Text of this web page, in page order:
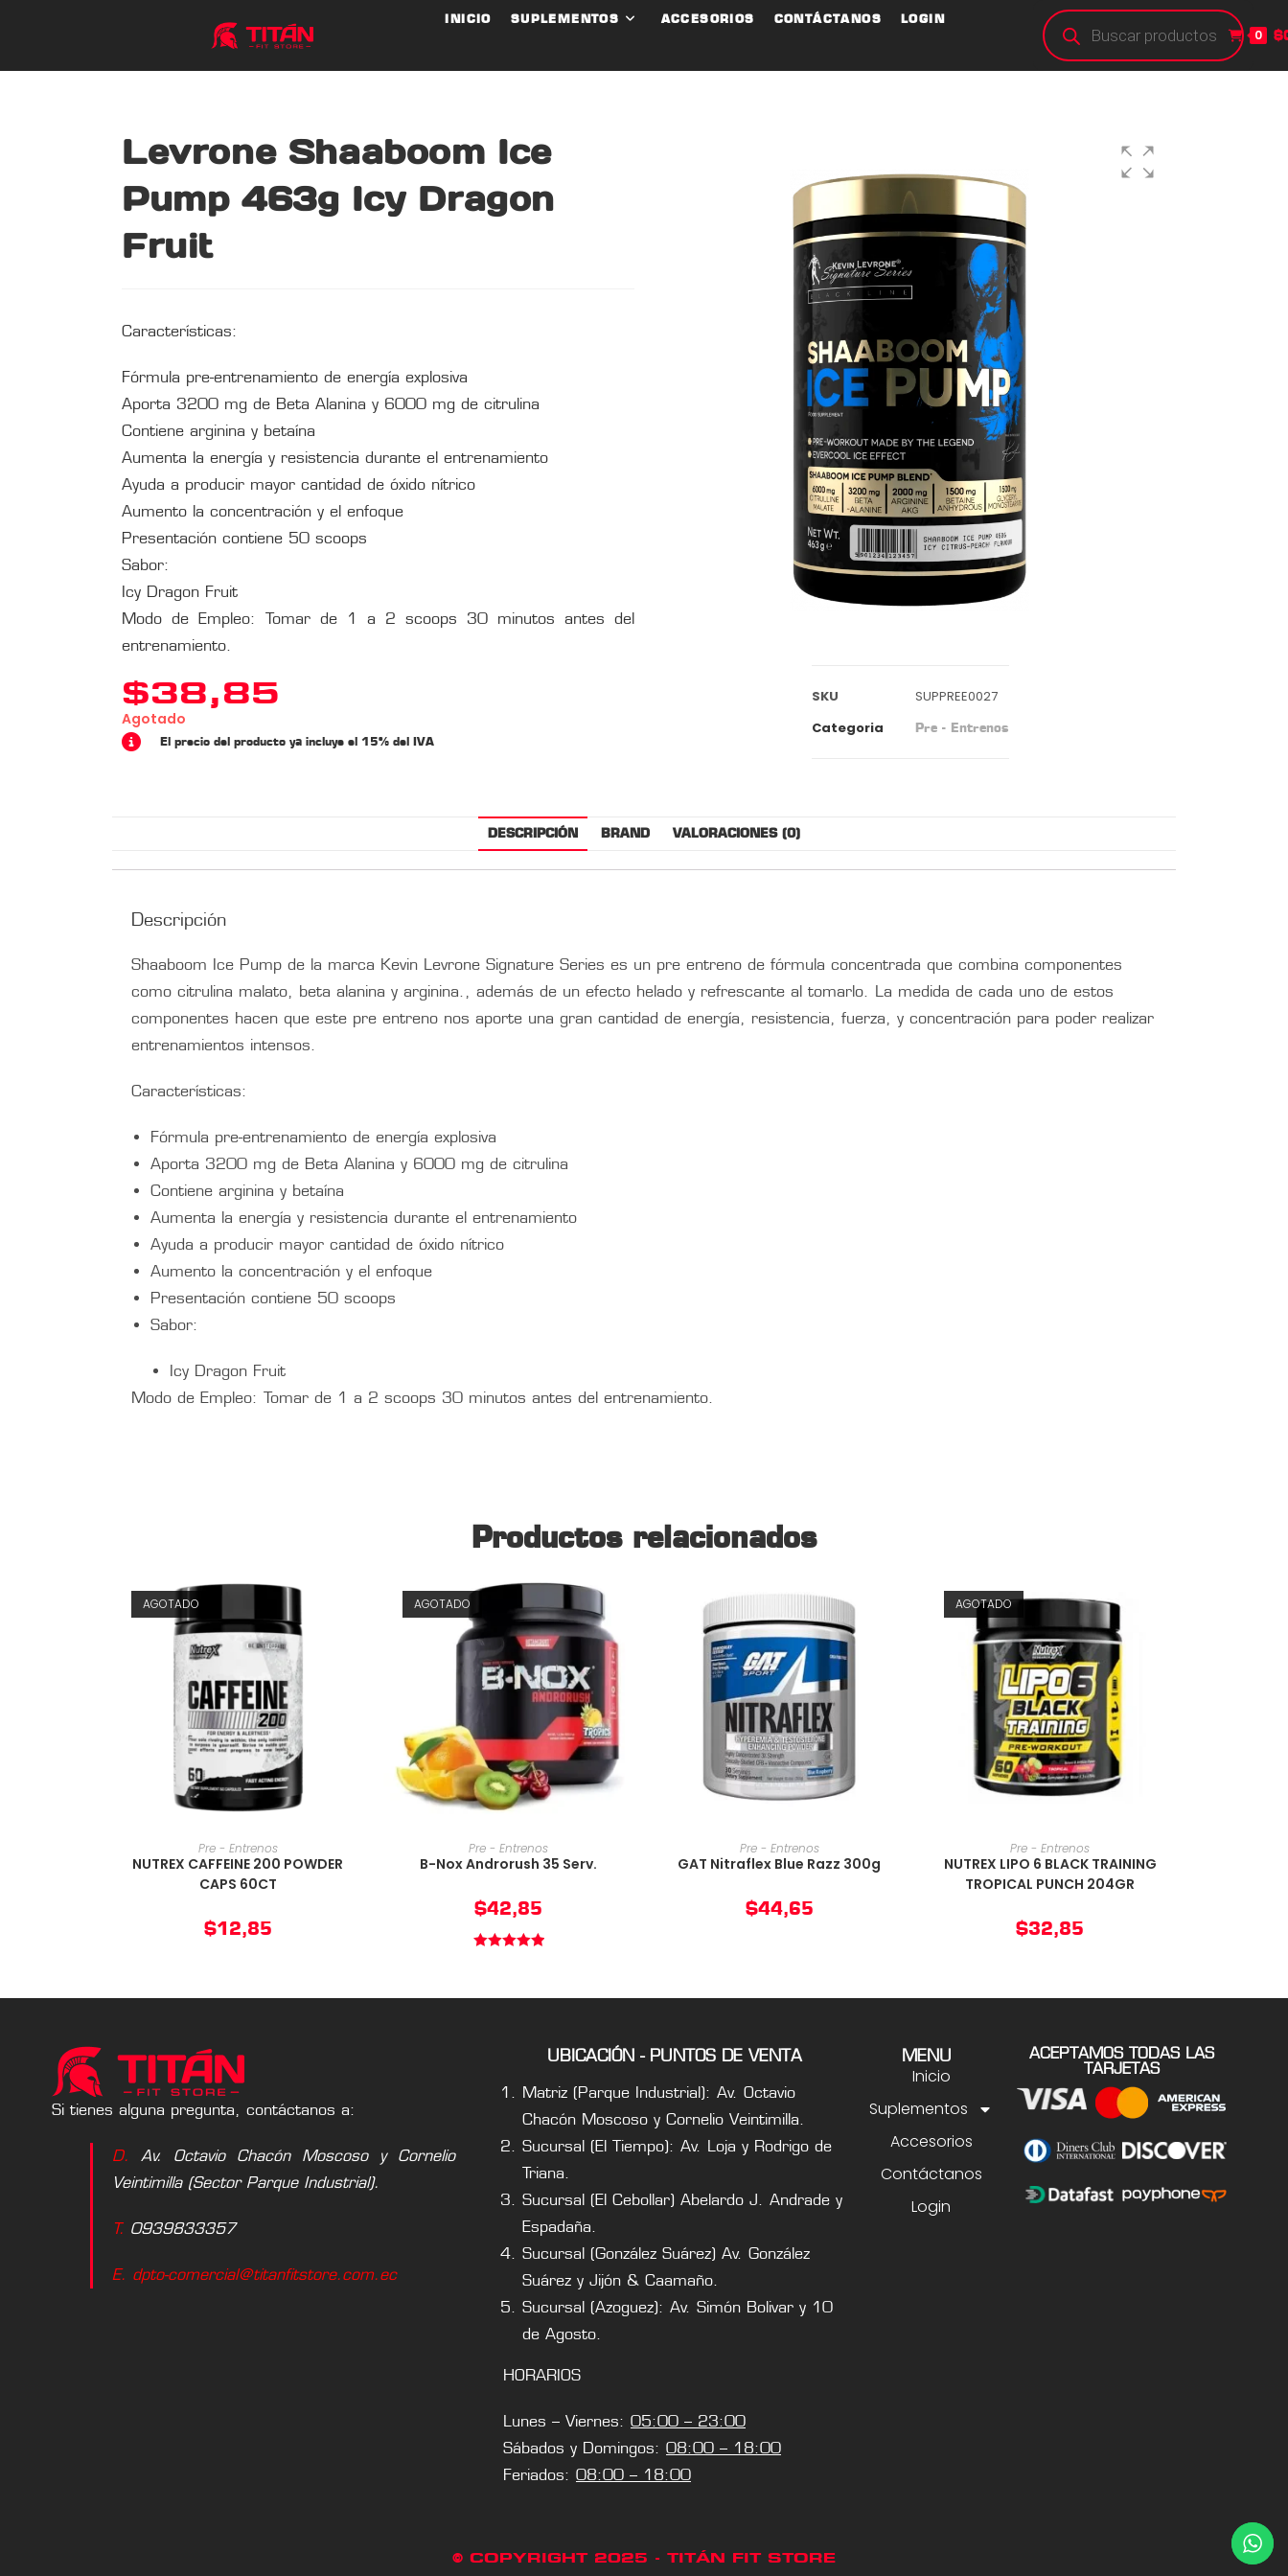
INICIO SUPLEMENTOS ACCESORIOS CONTÁCTANOS LOGIN
0 $
Levrone Shaaboom Ice
Pump 463g Icy Dragon
Fruit
Características:
Fórmula pre-entrenamiento de energía explosiva
Aporta 3200 mg de Beta Alanina y 6000 mg de citrulina
Contiene arginina y betaína
Aumenta la energía y resistencia durante el entrenamiento
Ayuda a producir mayor cantidad de óxido nítrico
Aumento la concentración y el enfoque
Presentación contiene 50 scoops
Sabor:
Icy Dragon Fruit
Modo de Empleo: Tomar de 1 a 2 scoops 30 minutos antes del
entrenamiento.
$38,85
Agotado
El precio del producto ya incluye el 15% del IVA
SKU
SUPPREE0027
Categoria
Pre - Entrenos
DESCRIPCIÓN BRAND VALORACIONES (0)
Descripción
Shaaboom Ice Pump de la marca Kevin Levrone Signature Series es un pre entreno de fórmula concentrada que combina componentes
como citrulina malato, beta alanina y arginina., además de un efecto helado y refrescante al tomarlo. La medida de cada uno de estos
componentes hacen que este pre entreno nos aporte una gran cantidad de energía, resistencia, fuerza, y concentración para poder realizar
entrenamientos intensos.
Características:
Fórmula pre-entrenamiento de energía explosiva
Aporta 3200 mg de Beta Alanina y 6000 mg de citrulina
Contiene arginina y betaína
Aumenta la energía y resistencia durante el entrenamiento
Ayuda a producir mayor cantidad de óxido nítrico
Aumento la concentración y el enfoque
Presentación contiene 50 scoops
Sabor:
Icy Dragon Fruit
Modo de Empleo: Tomar de 1 a 2 scoops 30 minutos antes del entrenamiento.
Productos relacionados
AGOTADO
AÑADIR AL CARRITO
Pre - Entrenos
NUTREX CAFFEINE 200 POWDER
CAPS 60CT
$12,85
AGOTADO
AÑADIR AL CARRITO
Pre - Entrenos
B-Nox Androrush 35 Serv.
$42,85
AÑADIR AL CARRITO
Pre - Entrenos
GAT Nitraflex Blue Razz 300g
$44,65
AGOTADO
AÑADIR AL CARRITO
Pre - Entrenos
NUTREX LIPO 6 BLACK TRAINING
TROPICAL PUNCH 204GR
$32,85
Si tienes alguna pregunta, contáctanos a:
D. Av. Octavio Chacón Moscoso y Cornelio
Veintimilla (Sector Parque Industrial).
T. 0939833357
E. dpto-comercial@titanfitstore.com.ec
UBICACIÓN - PUNTOS DE VENTA
Matriz (Parque Industrial): Av. Octavio
Chacón Moscoso y Cornelio Veintimilla.
Sucursal (El Tiempo): Av. Loja y Rodrigo de
Triana.
Sucursal (El Cebollar) Abelardo J. Andrade y
Espadaña.
Sucursal (González Suárez) Av. González
Suárez y Jijón & Caamaño.
Sucursal (Azoguez): Av. Simón Bolivar y 10
de Agosto.
HORARIOS
Lunes – Viernes: 05:00 – 23:00
Sábados y Domingos: 08:00 – 18:00
Feriados: 08:00 – 18:00
MENU
Inicio
Suplementos
Accesorios
Contáctanos
Login
ACEPTAMOS TODAS LAS
TARJETAS
© COPYRIGHT 2025 - TITÁN FIT STORE